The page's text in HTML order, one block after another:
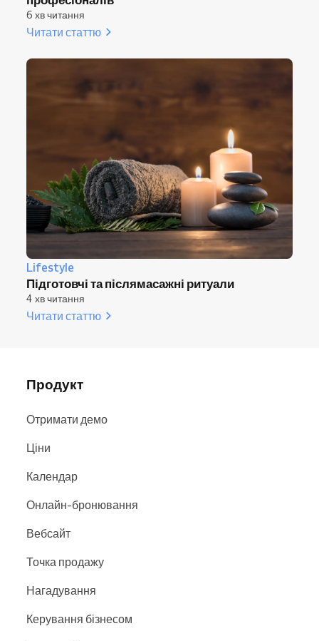
6 хв читання
Читати статтю
Lifestyle
Підготовчі та післямасажні ритуали
4 хв читання
Читати статтю
Продукт
Отримати демо
Ціни
Календар
Онлайн-бронювання
Вебсайт
Точка продажу
Нагадування
Керування бізнесом